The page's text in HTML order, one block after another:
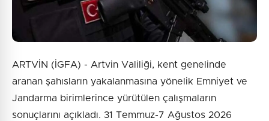
ARTVİN (İGFA) - Artvin Valiliği, kent genelinde
aranan şahısların yakalanmasına yönelik Emniyet ve
Jandarma birimlerince yürütülen çalışmaların
sonuçlarını açıkladı. 31 Temmuz-7 Ağustos 2026